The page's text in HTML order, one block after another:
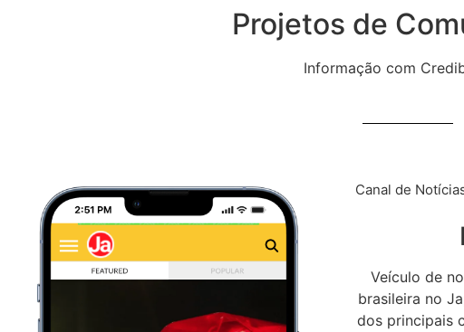
Projetos de
Informação com
Canal de
Veículo de
brasileira no
dos principais